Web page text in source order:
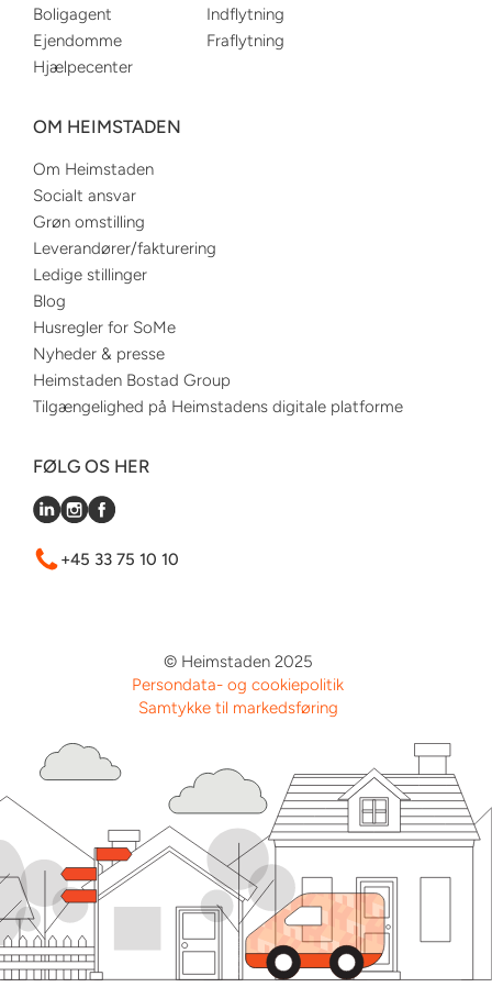
Boligagent
Ejendomme
Hjælpecenter
Indflytning
Fraflytning
OM HEIMSTADEN
Om Heimstaden
Socialt ansvar
Grøn omstilling
Leverandører/fakturering
Ledige stillinger
Blog
Husregler for SoMe
Nyheder & presse
Heimstaden Bostad Group
Tilgængelighed på Heimstadens digitale platforme
FØLG OS HER
+45 33 75 10 10
© Heimstaden 2025
Persondata- og cookiepolitik
Samtykke til markedsføring